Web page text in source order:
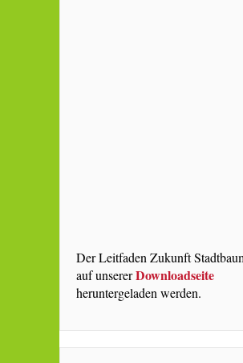
Der Leitfaden Zukunft
auf unsererDownloadseite
heruntergeladen werden.